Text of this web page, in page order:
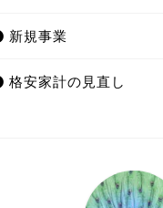
新規事業
格安家計の見直し